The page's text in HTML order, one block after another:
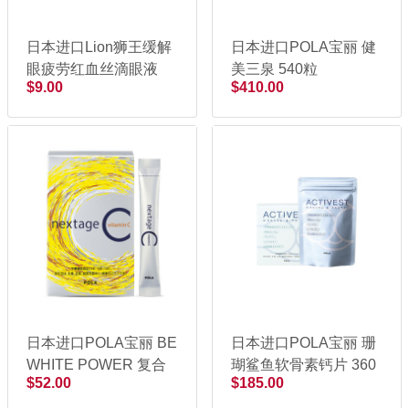
日本进口Lion狮王缓解
眼疲劳红血丝滴眼液
12mL
$9.00
日本进口POLA宝丽 健
美三泉 540粒
$410.00
日本进口POLA宝丽 BE
WHITE POWER 复合
维生素VC营养粉 69g
$52.00
日本进口POLA宝丽 珊
瑚鲨鱼软骨素钙片 360
粒
$185.00